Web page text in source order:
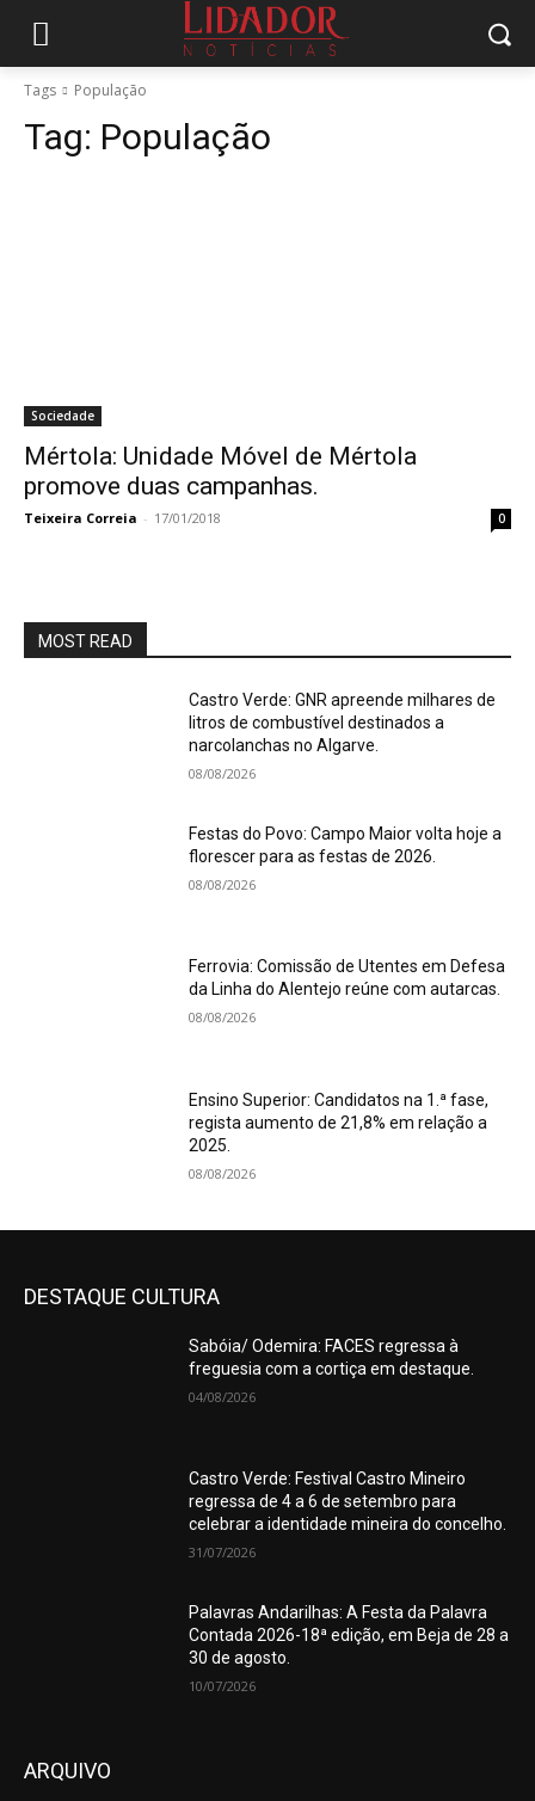
Tags População
Tag: População
Sociedade
Mértola: Unidade Móvel de Mértola
promove duas campanhas.
Teixeira Correia - 17/01/2018 0
MOST READ
Castro Verde: GNR apreende milhares de
litros de combustível destinados a
narcolanchas no Algarve.
08/08/2026
Festas do Povo: Campo Maior volta hoje a
florescer para as festas de 2026.
08/08/2026
Ferrovia: Comissão de Utentes em Defesa
da Linha do Alentejo reúne com autarcas.
08/08/2026
Ensino Superior: Candidatos na 1.ª fase,
regista aumento de 21,8% em relação a
2025.
08/08/2026
DESTAQUE CULTURA
Sabóia/ Odemira: FACES regressa à
freguesia com a cortiça em destaque.
04/08/2026
Castro Verde: Festival Castro Mineiro
regressa de 4 a 6 de setembro para
celebrar a identidade mineira do concelho.
31/07/2026
Palavras Andarilhas: A Festa da Palavra
Contada 2026-18ª edição, em Beja de 28 a
30 de agosto.
10/07/2026
ARQUIVO